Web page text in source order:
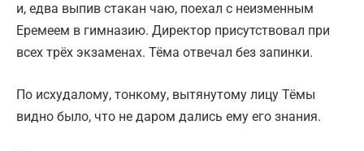
и, едва выпив стакан чаю, поехал с неизменным
Еремеем в гимназию. Директор присутствовал при
всех трёх экзаменах. Тёма отвечал без запинки.
По исхудалому, тонкому, вытянутому лицу Тёмы
видно было, что не даром дались ему его знания.